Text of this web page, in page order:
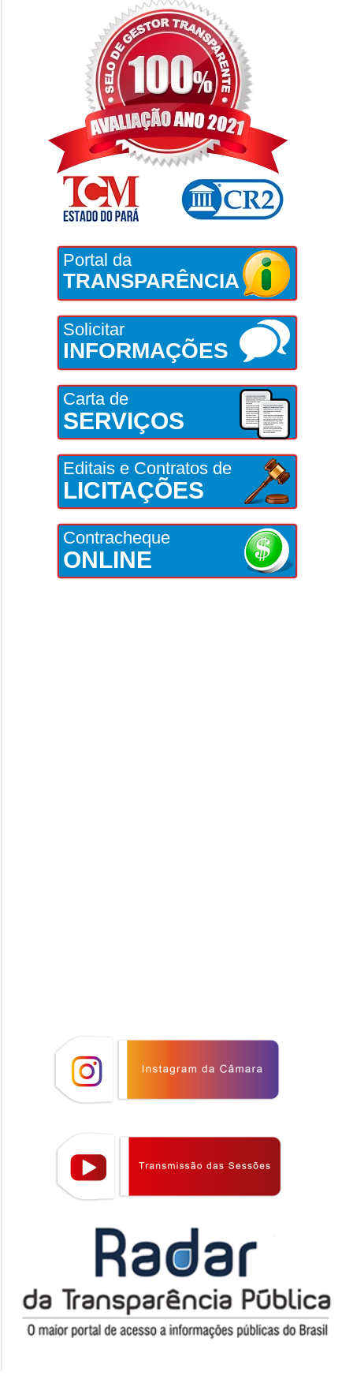
Portal da
TRANSPARÊNCIA
Solicitar
INFORMAÇÕES
Carta de
SERVIÇOS
Editais e Contratos de
LICITAÇÕES
Contracheque
ONLINE